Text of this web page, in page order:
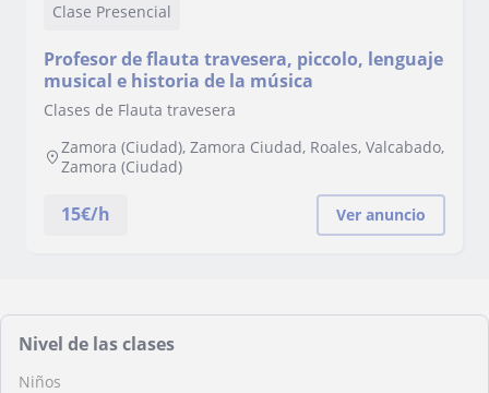
Clase Presencial
Profesor de flauta travesera, piccolo, lenguaje
musical e historia de la música
Clases de Flauta travesera
Zamora (Ciudad), Zamora Ciudad, Roales, Valcabado,
Zamora (Ciudad)
15€/h Ver anuncio
Nivel de las clases
Niños